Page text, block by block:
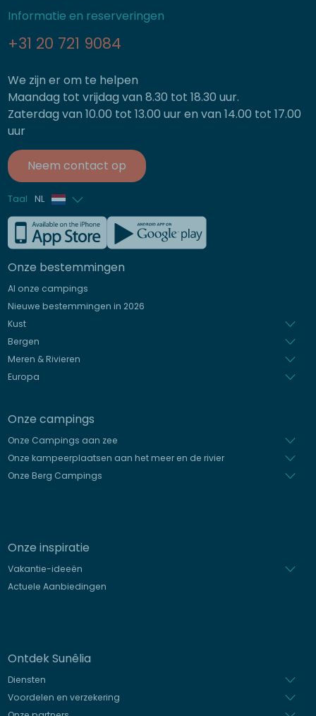
Informatie en reserveringen
+31 20 721 9084
We zijn er om te helpen
Maandag tot vrijdag van 8.30 tot 18.30 uur.
Zaterdag van 10.00 tot 13.00 uur en van 14.00 tot 17.00
uur
Neem contact op
Taal NL
Frans
Engels
Duits
Italiaans
Onze bestemmingen
Al onze campings
Nieuwe bestemmingen in 2026
Kust
Bergen
Meren & Rivieren
Europa
Onze campings
Onze Campings aan zee
Onze kampeerplaatsen aan het meer en de rivier
Onze Berg Campings
Onze inspiratie
Vakantie-ideeën
Actuele Aanbiedingen
Ontdek Sunêlia
Diensten
Voordelen en verzekering